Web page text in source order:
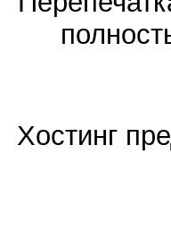
Хостинг